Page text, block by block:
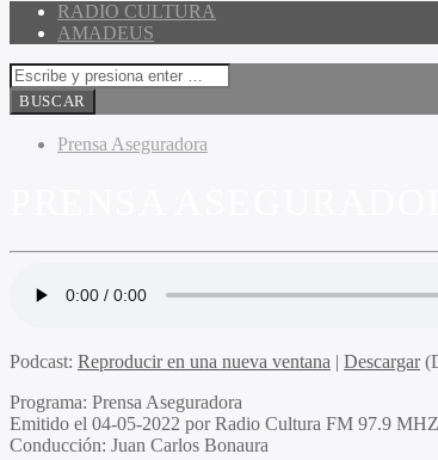
RADIO CULTURA
AMADEUS
Prensa Aseguradora
Podcast: Reproducir en una nueva ventana | Descargar
Programa: Prensa Aseguradora
Emitido el 04-05-2022 por Radio Cultura FM 97.9 MHZ
Conducción: Juan Carlos Bonaura